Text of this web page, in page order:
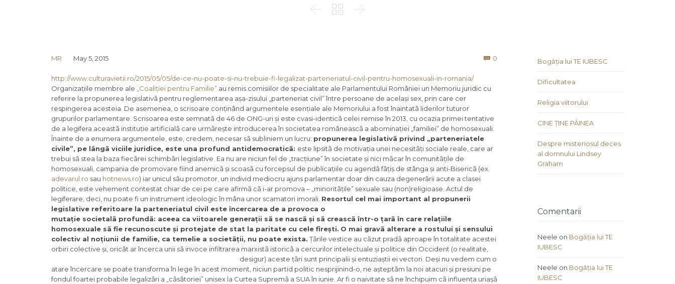
  
MR May 5, 2015  0
http://www.culturavietii.ro/2015/05/05/de-ce-nu-poate-si-nu-trebuie-fi-legalizat-parteneriatul-civil-pentru-homosexuali-in-romania/
Organizațiile membre ale
„Coaliției pentru Familie” au remis comisiilor de specialitate ale Parlamentului României un Memoriu juridic cu
referire la propunerea legislativã pentru reglementarea așa-zisului „parteneriat civil” între persoane de același sex, prin care cer
respingerea acesteia. De asemenea, o scrisoare conținând argumentele esențiale ale Memoriului a fost înaintatã liderilor tuturor
grupurilor parlamentare. Scrisoarea este semnatã de 46 de ONG-uri și este cvasi-identicã celei remise în 2013, cu ocazia primei tentative
de a legifera aceastã instituție artificialã care urmãrește introducerea în societatea româneascã a abominației „familiei” de homosexuali.
Înainte de a enumera argumentele, este, credem, necesar sã subliniem un lucru: propunerea legislativã privind „parteneriatele
civile”, pe lângã viciile juridice, este una profund antidemocraticã: este lipsitã de motivația unei necesitãți sociale reale, care ar
trebui sã stea la baza fiecãrei schimbãri legislative. Ea nu are niciun fel de „tracțiune” în societate și nici mãcar în comunitãțile de
homosexuali, campania de promovare fiind anemicã și scoasã cu forcepsul de publicațiile cu agendã fãțiș de stânga și anti-Bisericã (ex.
adevarul.ro sau hotnews.ro) iar unicul sãu promotor, un individ mediocru ajuns parlamentar doar din cauza degenerãrii acute a clasei
politice, este vehement contestat chiar de cei pe care afirmã cã i-ar promova – „minoritãțile” sexuale sau (non)religioase. Actul de
legiferare, deci, nu poate fi un instrument ideologic în mâna unor scamatori imorali. Resortul cel mai important al propunerii
legislative referitoare la parteneriatul civil este încercarea de a provoca o
mutație societalã profundã: aceea ca viitoarele generații sã se nascã și sã creascã într-o țarã în care relațiile
homosexuale sã fie recunoscute și protejate de stat la paritate cu cele firești. O mai gravã alterare a rostului și sensului
colectiv al noțiunii de familie, ca temelie a societãții, nu poate exista. Țãrile vestice au cãzut pradã aproape în totalitate acestei
orbiri colective și, oricât ar încerca unii sã invoce infiltrarea marxistã istoricã a cercurilor intelectuale și politice din Occident (o realitate,
desigur) aceste țãri sunt principalii și entuziaștii ei vectori. Deși nu vedem cum o
atare încercare se poate transforma în lege în acest moment, niciun partid politic nesprijinind-o, ne așteptãm la noi atacuri și presiuni pe
fondul foartei probabile legalizãri a „cãsãtoriei” unisex la Curtea Supremã a SUA în iunie. Ar fi o naivitate sã ne închipuim cã influența uriașã
Bogăția lui TE IUBESC
Dificultatea
Religia viitorului
CINE ȚINE PÂINEA
Despre misteriosul deces
al domnului Lindsey
Graham
Comentarii
Neele on Bogăția lui TE
IUBESC
Neele on Bogăția lui TE
IUBESC